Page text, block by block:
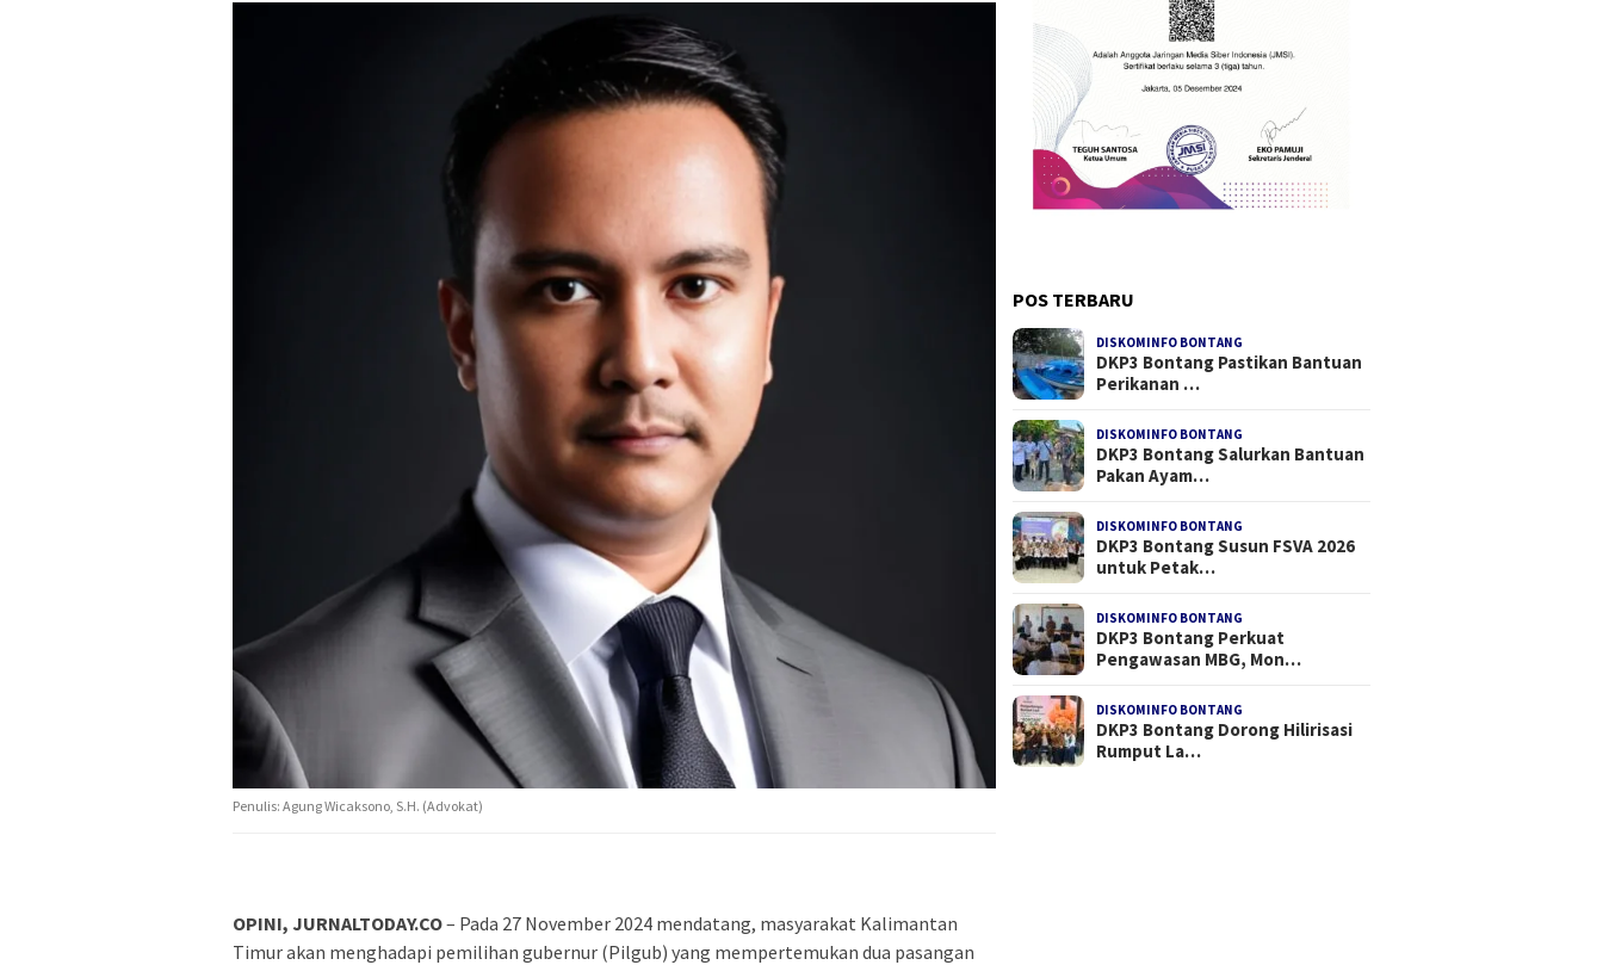
Penulis: Agung Wicaksono, S.H. (Advokat)
OPINI, JURNALTODAY.CO– Pada 27 November 2024 mendatang, masyarakat Kalimantan
Timur akan menghadapi pemilihan gubernur (Pilgub) yang mempertemukan dua pasangan
POS TERBARU
DISKOMINFO BONTANG
DKP3 Bontang Pastikan Bantuan
Perikanan …
DISKOMINFO BONTANG
DKP3 Bontang Salurkan Bantuan
Pakan Ayam…
DISKOMINFO BONTANG
DKP3 Bontang Susun FSVA 2026
untuk Petak…
DISKOMINFO BONTANG
DKP3 Bontang Perkuat
Pengawasan MBG, Mon…
DISKOMINFO BONTANG
DKP3 Bontang Dorong Hilirisasi
Rumput La…